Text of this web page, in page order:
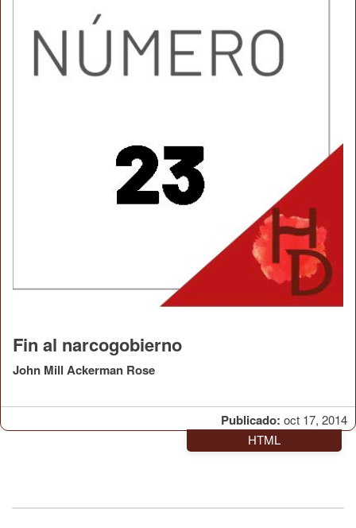
Publicado: oct 17, 2014
Fin al narcogobierno
John Mill Ackerman Rose
HTML